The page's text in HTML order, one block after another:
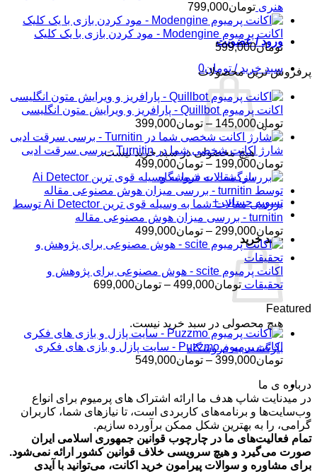
ورود / عضویت
سبد خرید /تومان0
هیچ محصولی در سبد خرید نیست.
بازگشت به فروشگاه
تسویه حساب +
سبد خرید
هیچ محصولی در سبد خرید نیست.
بازگشت به فروشگاه
هنری تومان799,000
اکانت پرمیوم Modengine - مود کردن بازی با یک کلیک
تومان599,000
پرفروش ترین محصولات
اکانت پرمیوم Quillbot - پارافریز و ویرایش متون انگلیسی
تومان145,000
– تومان399,000محدوده
قیمت:
تومان145,000
تا
تومان399,000
شارژ اکانت شخصی شما در Turnitin - برسی سرقت ادبی
تومان199,000
– تومان499,000محدوده
قیمت:
تومان199,000
تا
تومان499,000
بررسی مقالات شما به وسیله قوی ترین Ai Detector توسط
turnitin - بررسی میزان هوش مصنوعی مقاله
تومان299,000
– تومان499,000محدوده
قیمت:
تا
تومان499,000
اکانت پرمیوم scite - هوش مصنوعی برای پژوهش و
تحقیقات تومان499,000
– تومان699,000محدوده
تومان699,000
Featured
اکانت پرمیوم Puzzmo - سایت پازل و بازی های فکری
تومان399,000
– تومان549,000
تا
تومان549,000
درباره ی ما
در میدنایت شاپ هدف ما ارائه اشتراک های پرمیوم برای انواع
وب‌سایت‌ها و برنامه‌های کاربردی است، تا نیازهای شما، کاربران
گرامی، را به بهترین شکل ممکن برآورده سازیم.
تمام فعالیت‌های ما در چارچوب قوانین جمهوری اسلامی ایران
صورت می‌گیرد و هیچ سرویسی خلاف قوانین کشور ارائه نمی‌شود.
برای مشاوره و سوالات پیرامون خرید اکانت، می‌توانید با آیدی